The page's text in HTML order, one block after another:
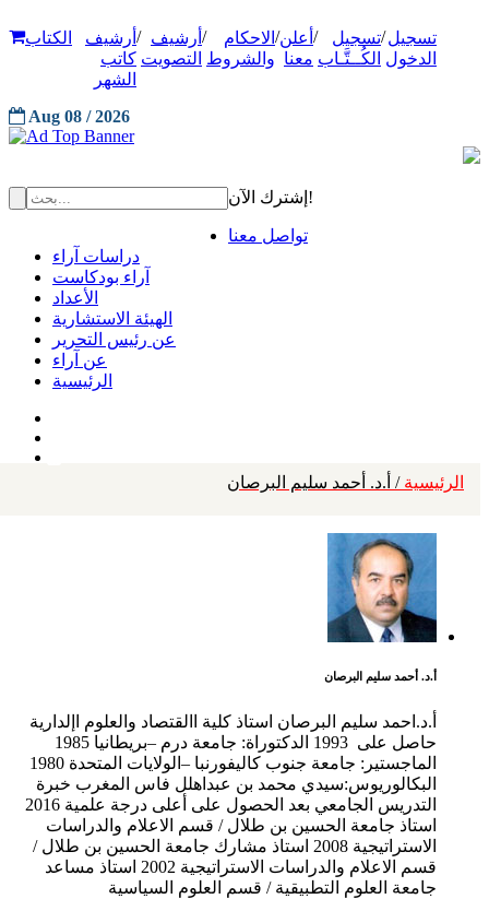
تسجيل
الدخول
/تسجيل
الكُــتَّـاب
/ أعلن
معنا
/ الاحكام
والشروط
/ أرشيف
التصويت
/ أرشيف
كاتب
الشهر
الكتاب
Aug 08 / 2026
إشترك الآن!
تواصل معنا
دراسات آراء
آراء بودكاست
الأعداد
الهيئة الاستشارية
عن رئيس التحرير
عن آراء
الرئيسية
الرئيسية / أ.د. أحمد سليم البرصان
أ.د. أحمد سليم البرصان
أ.د.احمد سليم البرصان استاذ كلية االقتصاد والعلوم اإلدارية
حاصل على 1993 الدكتوراة: جامعة درم –بريطانيا 1985
الماجستير: جامعة جنوب كاليفورنبا –الولايات المتحدة 1980
البكالوريوس:سيدي محمد بن عبداهلل فاس المغرب خبرة
التدريس الجامعي بعد الحصول على أعلى درجة علمية 2016
استاذ جامعة الحسين بن طلال / قسم الاعلام والدراسات
الاستراتيجية 2008 استاذ مشارك جامعة الحسين بن طلال /
قسم الاعلام والدراسات الاستراتيجية 2002 استاذ مساعد
جامعة العلوم التطبيقية / قسم العلوم السياسية